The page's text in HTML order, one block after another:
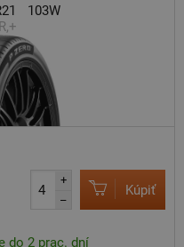
103W
+
–
Kúpiť
do 2 prac. dní